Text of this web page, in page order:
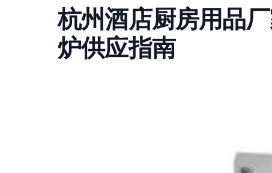
杭州酒店厨房用品
炉供应指南